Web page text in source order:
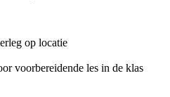
op locatie
voorbereidende les in de klas